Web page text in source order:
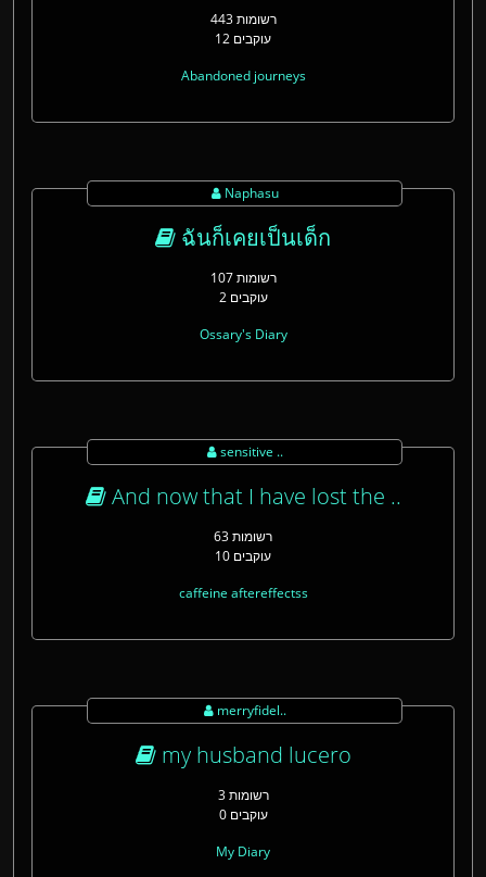
443 רשומות
12 עוקבים
Abandoned journeys
Naphasu
ฉันก็เคยเป็นเด็ก
107 רשומות
2 עוקבים
Ossary's Diary
sensitive ..
And now that I have lost the ..
63 רשומות
10 עוקבים
caffeine aftereffectss
merryfidel..
my husband lucero
3 רשומות
0 עוקבים
My Diary